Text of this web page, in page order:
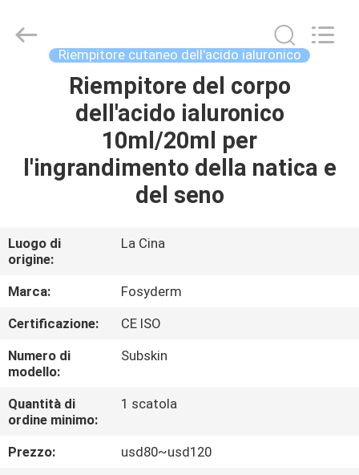
PRODOTTI
NOI
VISITA
ALLA
FABBRICA
CONTROLLO
DELLA
QUALITÀ
International
Trading
Riempitore cutaneo dell'acido ialuronico
Riempitore del corpo
dell'acido ialuronico
10ml/20ml per
l'ingrandimento della natica e
del seno
Luogo di
origine:
La Cina
Marca:
Fosyderm
Certificazione:
CE ISO
Numero di
modello:
Subskin
Quantità di
ordine minimo:
1 scatola
Prezzo:
usd80~usd120